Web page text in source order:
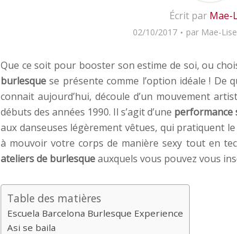
Écrit par Mae-
02/10/2017 par Mae-Lise
Que ce soit pour booster son estime de soi, ou
burlesque se présente comme l’option idéale ! De
connait aujourd’hui, découle d’un mouvement
débuts des années 1990. Il s’agit d’une performance
aux danseuses légèrement vêtues, qui pratiquent le
à mouvoir votre corps de manière sexy tout en
ateliers de burlesqueauxquels vous pouvez vous
Table des matières
Escuela Barcelona Burlesque Experience
Asi se baila